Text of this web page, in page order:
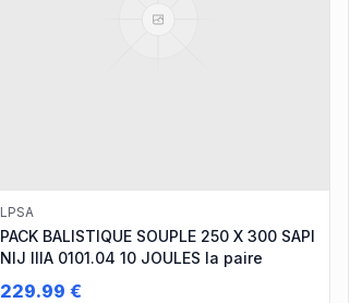
LPSA
PACK BALISTIQUE SOUPLE 250 X 300 SAPI
NIJ IIIA 0101.04 10 JOULES la paire
229.99 €